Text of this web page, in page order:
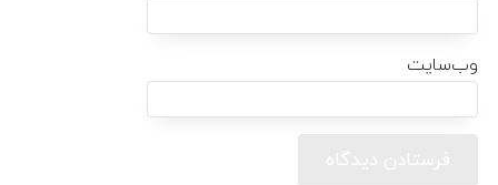
وب‌سایت